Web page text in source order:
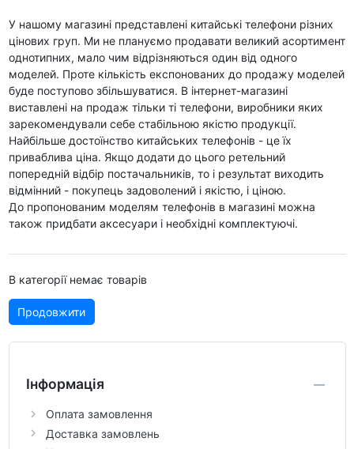
У нашому магазині представлені китайські телефони різних
цінових груп. Ми не плануємо продавати великий асортимент
однотипних, мало чим відрізняються один від одного
моделей. Проте кількість експонованих до продажу моделей
буде поступово збільшуватися. В інтернет-магазині
виставлені на продаж тільки ті телефони, виробники яких
зарекомендували себе стабільною якістю продукції.
Найбільше достоїнство китайських телефонів - це їх
приваблива ціна. Якщо додати до цього ретельний
попередній відбір постачальників, то і результат виходить
відмінний - покупець задоволений і якістю, і ціною.
До пропонованим моделям телефонів в магазині можна
також придбати аксесуари і необхідні комплектуючі.
В категорії немає товарів
Продовжити
Інформація
Оплата замовлення
Доставка замовлень